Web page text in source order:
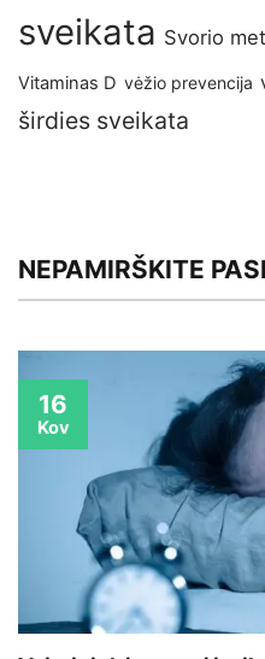
sveikata Svorio
Vitaminas D vėžio prevencija
širdies sveikata
NEPAMIRŠKITE
16
Kov